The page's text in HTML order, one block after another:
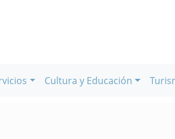
Cultura y Educación